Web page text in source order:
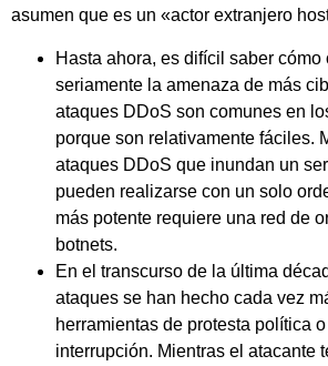
asumen que es un «actor extranjero
Hasta ahora, es difícil saber cómo
seriamente la amenaza de más
ataques DDoS son comunes en
porque son relativamente fáciles.
ataques DDoS que inundan un
pueden realizarse con un solo
más potente requiere una red de
botnets.
En el transcurso de la última
ataques se han hecho cada vez
herramientas de protesta política
interrupción. Mientras el atacante